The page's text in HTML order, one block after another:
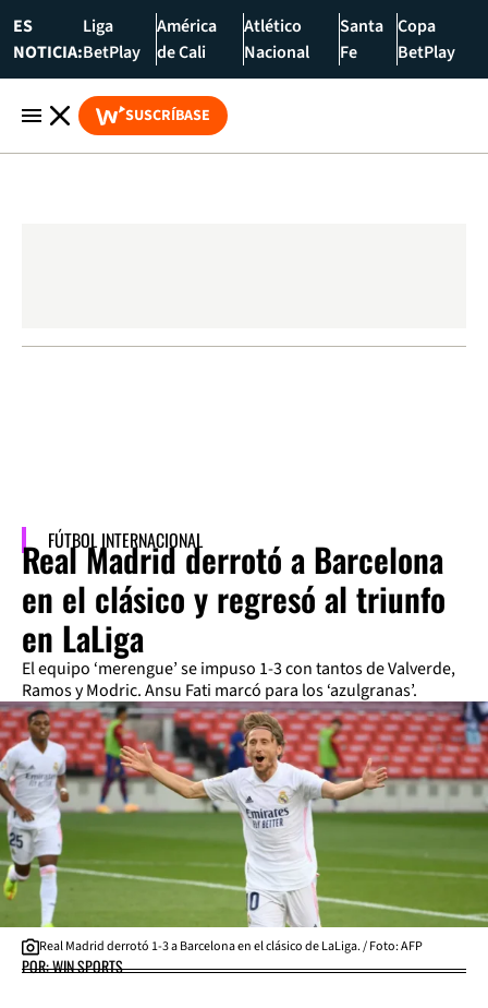
ES
NOTICIA:
Liga
BetPlay
América
de Cali
Atlético
Nacional
Santa
Fe
Copa
BetPlay
SUSCRÍBASE
FÚTBOL INTERNACIONAL
Real Madrid derrotó a Barcelona
en el clásico y regresó al triunfo
en LaLiga
El equipo ‘merengue’ se impuso 1-3 con tantos de Valverde,
Ramos y Modric. Ansu Fati marcó para los ‘azulgranas’.
Real Madrid derrotó 1-3 a Barcelona en el clásico de LaLiga. / Foto: AFP
POR: WIN SPORTS